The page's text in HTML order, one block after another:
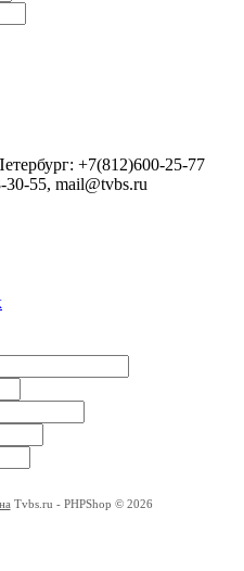
+7(812)600-25-77
55, mail@tvbs.ru
Tvbs.ru - PHPShop © 2026